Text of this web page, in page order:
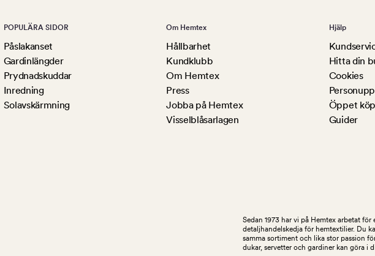
POPULÄRA SIDOR
Påslakanset
Gardinlängder
Prydnadskuddar
Inredning
Solavskärmning
Om Hemtex
Hållbarhet
Kundklubb
Om Hemtex
Press
Jobba på Hemtex
Visselblåsarlagen
Hjälp
Hitta din
Cookies
Öppet
Guider
Sedan 1973 har vi på Hemtex arbetat
detaljhandelskedja för hemtextilier. Du
samma sortiment och lika stor passion
dukar, servetter och gardiner kan göra i